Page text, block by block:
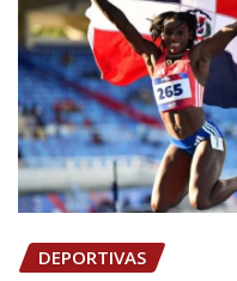
DEPORTIVAS